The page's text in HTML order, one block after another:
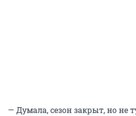
— Думала, сезон закрыт, но не